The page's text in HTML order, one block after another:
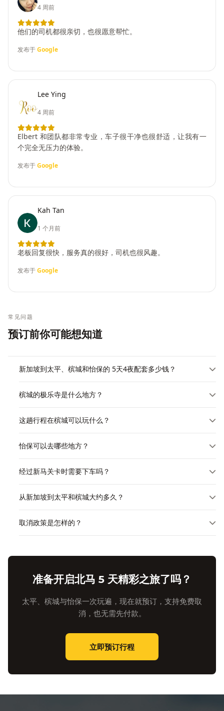
4 周前
他们的司机都很亲切，也很愿意帮忙。
发布于Google
Lee Ying
4 周前
Elbert 和团队都非常专业，车子很干净也很舒适，让我有一
个完全无压力的体验。
发布于Google
Kah Tan
1 个月前
老板回复很快，服务真的很好，司机也很风趣。
发布于Google
常见问题
预订前你可能想知道
新加坡到太平、槟城和怡保的 5天4夜配套多少钱？
槟城的极乐寺是什么地方？
这趟行程在槟城可以玩什么？
怡保可以去哪些地方？
经过新马关卡时需要下车吗？
从新加坡到太平和槟城大约多久？
取消政策是怎样的？
准备开启北马 5 天精彩之旅了吗？
太平、槟城与怡保一次玩遍，现在就预订，支持免费取
消，也无需先付款。
立即预订行程